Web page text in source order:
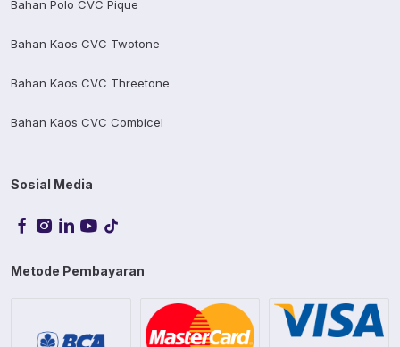
Bahan Polo CVC Pique
Bahan Kaos CVC Twotone
Bahan Kaos CVC Threetone
Bahan Kaos CVC Combicel
Sosial Media
Metode Pembayaran